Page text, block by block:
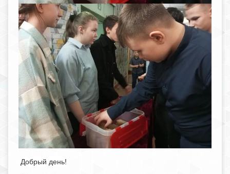
Добрый день!